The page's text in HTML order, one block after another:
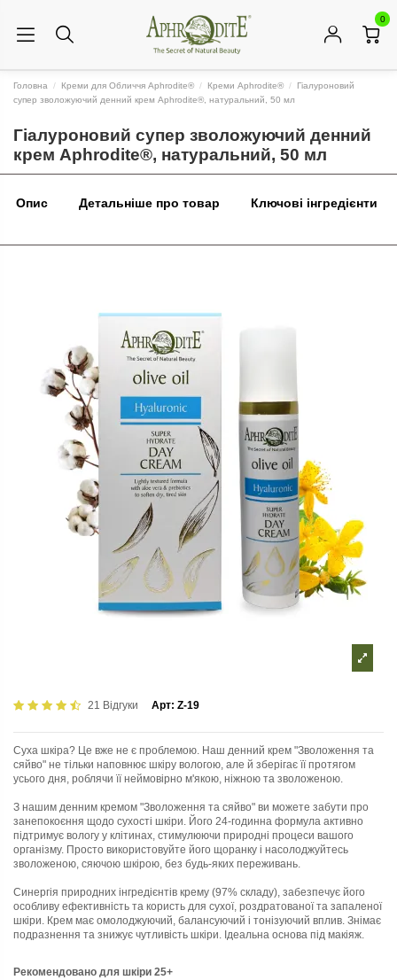
0
Головна Креми для Обличчя Aphrodite® Креми Aphrodite®
Гіалуроновий
супер зволожуючий денний крем Aphrodite®, натуральний, 50 мл
Гіалуроновий супер зволожуючий денний
крем Aphrodite®, натуральний, 50 мл
Опис Детальніше про товар Ключові інгредієнти
21 Відгуки Арт: Z-19
Суха шкіра? Це вже не є проблемою. Наш денний крем "Зволоження та
сяйво" не тільки наповнює шкіру вологою, але й зберігає її протягом
усього дня, роблячи її неймовірно м'якою, ніжною та зволоженою.
З нашим денним кремом "Зволоження та сяйво" ви можете забути про
занепокоєння щодо сухості шкіри. Його 24-годинна формула активно
підтримує вологу у клітинах, стимулюючи природні процеси вашого
організму. Просто використовуйте його щоранку і насолоджуйтесь
зволоженою, сяючою шкірою, без будь-яких переживань.
Синергія природних інгредієнтів крему (97% складу), забезпечує його
особливу ефективність та користь для сухої, роздратованої та запаленої
шкіри. Крем має омолоджуючий, балансуючий і тонізуючий вплив. Знімає
подразнення та знижує чутливість шкіри. Ідеальна основа під макіяж.
Рекомендовано для шкіри 25+